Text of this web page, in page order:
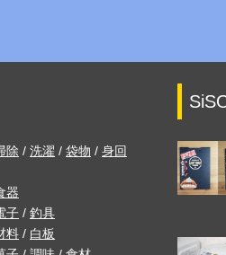
除 / 洗濯 / 袋物 / 身回
器
子 / 釣具
料 / 白板